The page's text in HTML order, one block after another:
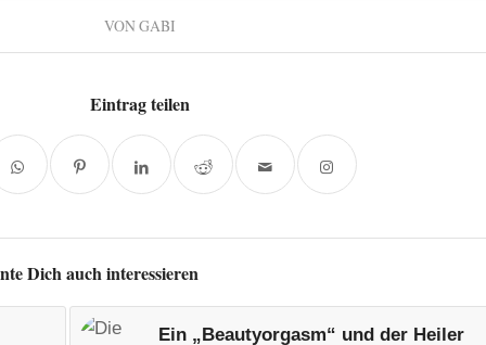
VONGABI
Eintrag teilen
Dich auch interessieren
Ein „Beautyorgasm“ und der Heiler